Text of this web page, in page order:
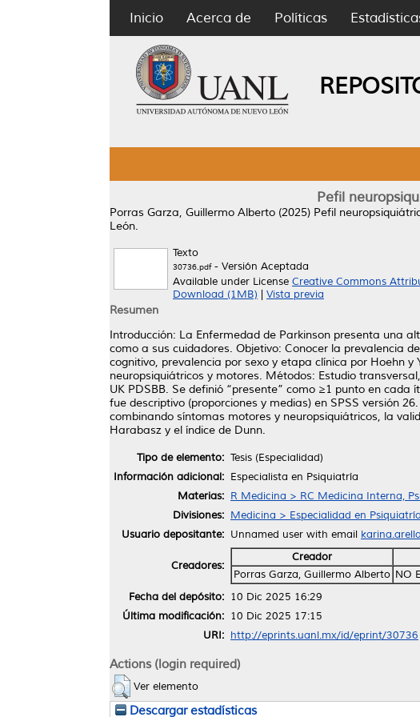
Inicio Acerca de Políticas
Pefil
Porras Garza, Guillermo Alberto (2025) Pefil
León.
Texto
30736.pdf- Versión Aceptada
Available under License Creative Commons
Download (1MB)
Vista previa
Resumen
Introducción: La Enfermedad de Parkinson presenta una
como a sus cuidadores. Objetivo: Conocer la prevalencia
cognitivo, prevalencia por sexo y etapa clínica por Hoehn
neuropsiquiátricos y motores. Métodos: Estudio
UK PDSBB. Se definió “presente” como ≥1 punto en
fue descriptivo (proporciones y medias) en SPSS versión
combinando síntomas motores y neuropsiquiátricos, la
Harabasz y el índice de Dunn.
Tipo de elemento: Tesis (Especialidad)
Información adicional: Especialista en Psiquiatría
Materias: R Medicina > RC Medicina Interna,
Divisiones: Medicina > Especialidad en Psiquiatría
Usuario depositante: Unnamed user with email
Creadores:
Creador
Porras Garza, Guillermo Alberto NO
Fecha del depósito: 10 Dic 2025 16:29
Última modificación: 10 Dic 2025 17:15
URI: http://eprints.uanl.mx/id/eprint/30736
Actions (login required)
Ver elemento
Descargar estadísticas